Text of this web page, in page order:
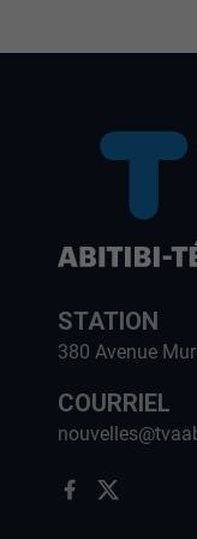
STATION
380 Avenue
COURRIEL